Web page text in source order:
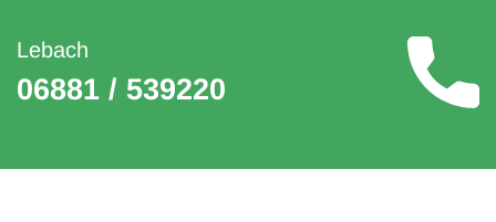
Lebach
06881 / 539220